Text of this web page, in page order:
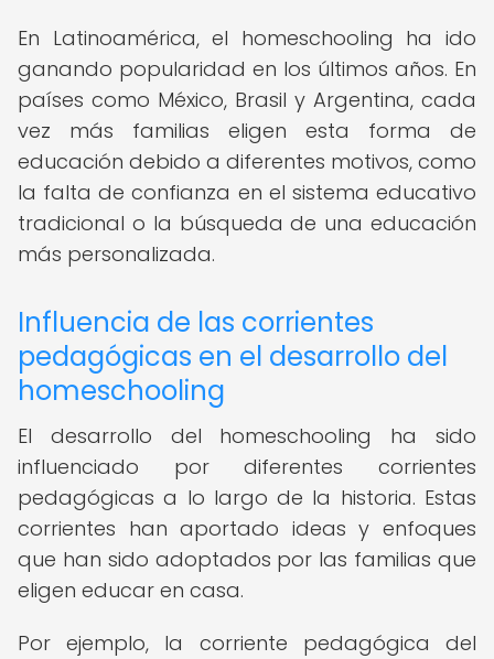
En Latinoamérica, el homeschooling ha ido
ganando popularidad en los últimos años. En
países como México, Brasil y Argentina, cada
vez más familias eligen esta forma de
educación debido a diferentes motivos, como
la falta de confianza en el sistema educativo
tradicional o la búsqueda de una educación
más personalizada.
Influencia de las corrientes
pedagógicas en el desarrollo del
homeschooling
El desarrollo del homeschooling ha sido
influenciado por diferentes corrientes
pedagógicas a lo largo de la historia. Estas
corrientes han aportado ideas y enfoques
que han sido adoptados por las familias que
eligen educar en casa.
Por ejemplo, la corriente pedagógica del